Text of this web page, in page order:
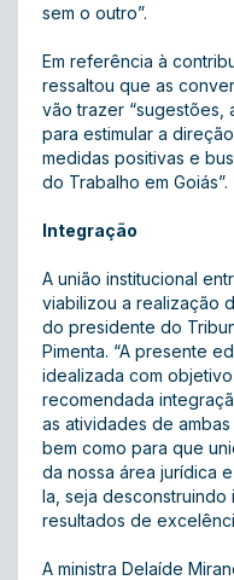
sem o outro”.
Em referência à
ressaltou que as
vão trazer “sugestões,
para estimular a
medidas positivas e
do Trabalho em Goiás”.
Integração
A união institucional
viabilizou a realização
do presidente do
Pimenta. “A presente
idealizada com
recomendada
as atividades de
bem como para que
da nossa área jurídica
la, seja
resultados de
A ministra Delaíde